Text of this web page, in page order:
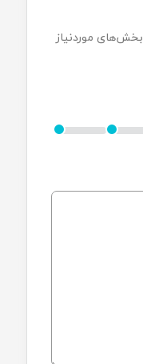
بخش‌های موردنیاز